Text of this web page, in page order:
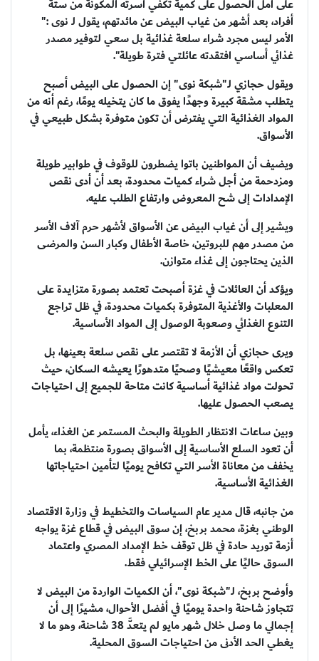
على أمل الحصول على كمية تكفي أسرته المكونة من ستة
أفراد، بعد أشهر من غياب البيض عن مائدتهم، يقول لـ نوى :"
الأمر ليس مجرد شراء سلعة غذائية بل سعي لتوفير مصدر
غذائي أساسي افتقدته عائلتي فترة طويلة".
ويقول حجازي لـ"شبكة نوى" إن الحصول على البيض أصبح
يتطلب مشقة كبيرة وجهدًا يفوق ما كان يتخيله يومًا، رغم أنه من
المواد الغذائية التي يفترض أن تكون متوفرة بشكل طبيعي في
الأسواق.
ويضيف أن المواطنين باتوا يضطرون للوقوف في طوابير طويلة
ومزدحمة من أجل شراء كميات محدودة، بعد أن أدى نقص
الإمدادات إلى شح المعروض وارتفاع الطلب عليه.
ويشير إلى أن غياب البيض عن الأسواق لأشهر حرم آلاف الأسر
من مصدر مهم للبروتين، خاصة الأطفال وكبار السن والمرضى
الذين يحتاجون إلى غذاء متوازن.
ويؤكد أن العائلات في غزة أصبحت تعتمد بصورة متزايدة على
المعلبات والأغذية المتوفرة بكميات محدودة، في ظل تراجع
التنوع الغذائي وصعوبة الوصول إلى المواد الأساسية.
ويرى حجازي أن الأزمة لا تقتصر على نقص سلعة بعينها، بل
تعكس واقعًا معيشيًا وصحيًا متدهورًا يعيشه السكان، حيث
تحولت مواد غذائية أساسية كانت متاحة للجميع إلى احتياجات
يصعب الحصول عليها.
وبين ساعات الانتظار الطويلة والبحث المستمر عن الغذاء، يأمل
أن تعود السلع الأساسية إلى الأسواق بصورة منتظمة، بما
يخفف من معاناة الأسر التي تكافح يوميًا لتأمين احتياجاتها
الغذائية الأساسية.
من جانبه، قال مدير عام السياسات والتخطيط في وزارة الاقتصاد
الوطني بغزة، محمد بربخ، إن سوق البيض في قطاع غزة يواجه
أزمة توريد حادة في ظل توقف خط الإمداد المصري واعتماد
السوق حاليًا على الخط الإسرائيلي فقط.
وأوضح بربخ، لـ"شبكة نوى"، أن الكميات الواردة من البيض لا
تتجاوز شاحنة واحدة يوميًا في أفضل الأحوال، مشيرًا إلى أن
إجمالي ما وصل خلال شهر مايو لم يتعدَّ 38 شاحنة، وهو ما لا
يغطي الحد الأدنى من احتياجات السوق المحلية.